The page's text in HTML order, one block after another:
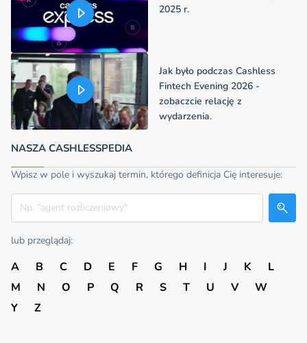
2025 r.
Jak było podczas Cashless
Fintech Evening 2026 -
zobaczcie relację z
wydarzenia.
NASZA CASHLESSPEDIA
Wpisz w pole i wyszukaj termin, którego definicja Cię interesuje:
Szukaj
lub przeglądaj:
A B C D E F G H I J K
L
M
N O P Q R S T U V
W
Y
Z